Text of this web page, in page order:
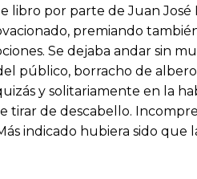
libro por parte de Juan
premiando
Se dejaba andar sin
público, borracho de
y solitariamente en la
de descabello.
indicado hubiera sido